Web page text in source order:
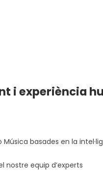
i experiència
basades en la
nostre equip d’experts